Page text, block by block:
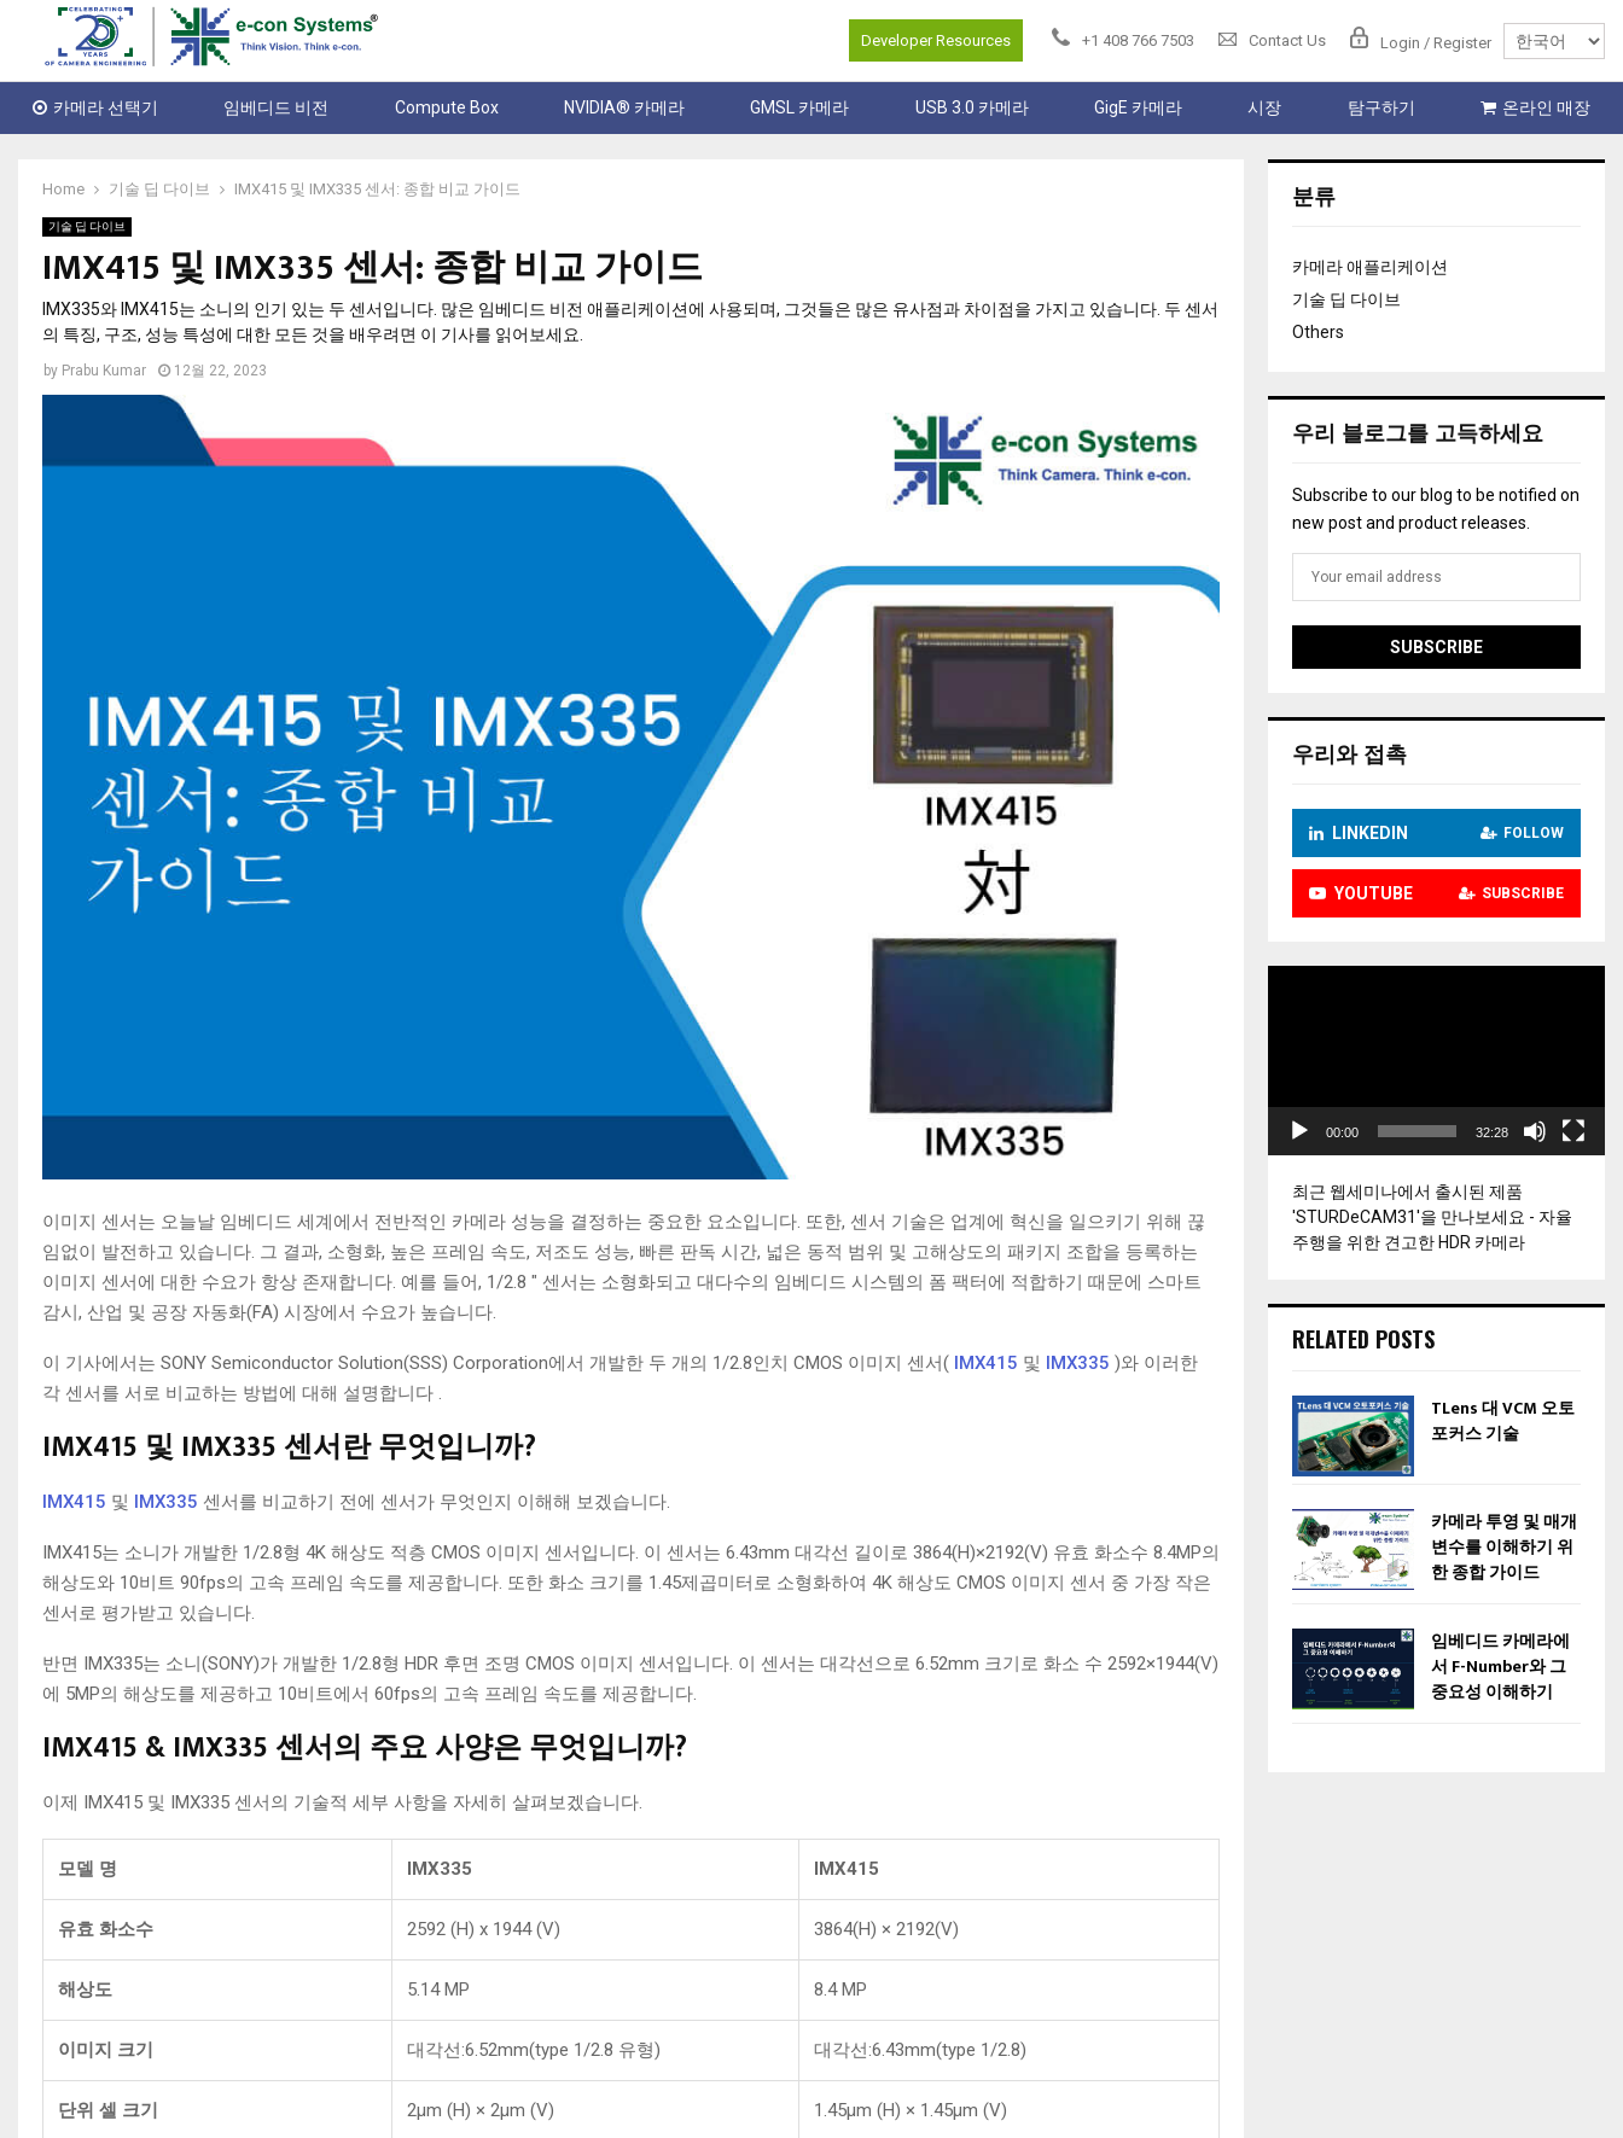
Developer Resources +1 408 766 7503 Contact Us Login / Register
카메라 선택기 임베디드 비전 Compute Box NVIDIA® 카메라 GMSL 카메라 USB 3.0 카메라 GigE 카메라 시장 탐구하기 온라인 매장
Home 기술 딥 다이브 IMX415 및 IMX335 센서: 종합 비교 가이드
기술 딥 다이브
IMX415 및 IMX335 센서: 종합 비교 가이드
IMX335와 IMX415는 소니의 인기 있는 두 센서입니다. 많은 임베디드 비전 애플리케이션에 사용되며, 그것들은 많은 유사점과 차이점을 가지고 있습니다. 두 센서
의 특징, 구조, 성능 특성에 대한 모든 것을 배우려면 이 기사를 읽어보세요.
by Prabu Kumar 12월 22, 2023
이미지 센서는 오늘날 임베디드 세계에서 전반적인 카메라 성능을 결정하는 중요한 요소입니다. 또한, 센서 기술은 업계에 혁신을 일으키기 위해 끊
임없이 발전하고 있습니다. 그 결과, 소형화, 높은 프레임 속도, 저조도 성능, 빠른 판독 시간, 넓은 동적 범위 및 고해상도의 패키지 조합을 등록하는
이미지 센서에 대한 수요가 항상 존재합니다. 예를 들어, 1/2.8 ″ 센서는 소형화되고 대다수의 임베디드 시스템의 폼 팩터에 적합하기 때문에 스마트
감시, 산업 및 공장 자동화(FA) 시장에서 수요가 높습니다.
이 기사에서는 SONY Semiconductor Solution(SSS) Corporation에서 개발한 두 개의 1/2.8인치 CMOS 이미지 센서( IMX415 및 IMX335 )와 이러한
각 센서를 서로 비교하는 방법에 대해 설명합니다 .
IMX415 및 IMX335 센서란 무엇입니까?
IMX415 및 IMX335 센서를 비교하기 전에 센서가 무엇인지 이해해 보겠습니다.
IMX415는 소니가 개발한 1/2.8형 4K 해상도 적층 CMOS 이미지 센서입니다. 이 센서는 6.43mm 대각선 길이로 3864(H)×2192(V) 유효 화소수 8.4MP의
해상도와 10비트 90fps의 고속 프레임 속도를 제공합니다. 또한 화소 크기를 1.45제곱미터로 소형화하여 4K 해상도 CMOS 이미지 센서 중 가장 작은
센서로 평가받고 있습니다.
반면 IMX335는 소니(SONY)가 개발한 1/2.8형 HDR 후면 조명 CMOS 이미지 센서입니다. 이 센서는 대각선으로 6.52mm 크기로 화소 수 2592×1944(V)
에 5MP의 해상도를 제공하고 10비트에서 60fps의 고속 프레임 속도를 제공합니다.
IMX415 & IMX335 센서의 주요 사양은 무엇입니까?
이제 IMX415 및 IMX335 센서의 기술적 세부 사항을 자세히 살펴보겠습니다.
모델 명 IMX335 IMX415
유효 화소수 2592 (H) x 1944 (V) 3864(H) × 2192(V)
해상도 5.14 MP 8.4 MP
이미지 크기 대각선:6.52mm(type 1/2.8 유형) 대각선:6.43mm(type 1/2.8)
단위 셀 크기 2μm (H) × 2μm (V) 1.45μm (H) × 1.45μm (V)
분류
카메라 애플리케이션
기술 딥 다이브
Others
우리 블로그를 고득하세요
Subscribe to our blog to be notified on
new post and product releases.
우리와 접촉
LINKEDIN FOLLOW
YOUTUBE SUBSCRIBE
이
00:00 32:28
최근 웹세미나에서 출시된 제품
'STURDeCAM31'을 만나보세요 - 자율
주행을 위한 견고한 HDR 카메라
RELATED POSTS
TLens 대 VCM 오토
포커스 기술
카메라 투영 및 매개
변수를 이해하기 위
한 종합 가이드
임베디드 카메라에
서 F-Number와 그
중요성 이해하기